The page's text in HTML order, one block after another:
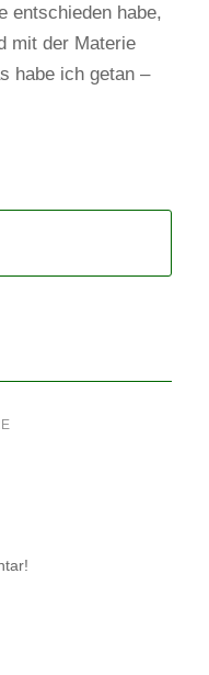
entschieden habe,
mit der Materie
habe ich getan –